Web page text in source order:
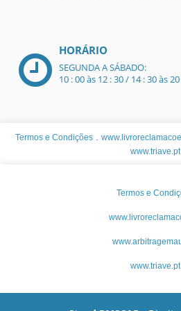
HORÁRIO
SEGUNDA A SÁBADO:
10 : 00 às 12 : 30 / 14 : 30 às
Termos e Condições
www.triave.pt
Termos e
www.triave.pt